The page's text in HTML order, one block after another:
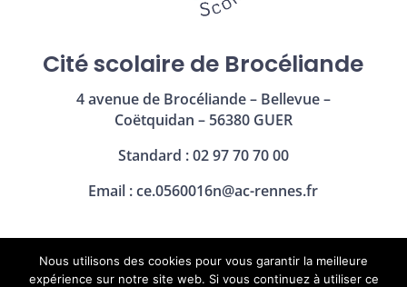
Cité scolaire de Brocéliande
4 avenue de Brocéliande – Bellevue –
Coëtquidan – 56380 GUER
Standard : 02 97 70 70 00
Email :ce.0560016n@ac-rennes.fr
Mentions légales|Politique de confidentialité
Nous utilisons des cookies pour vous garantir la meilleure
expérience sur notre site web. Si vous continuez à utiliser ce